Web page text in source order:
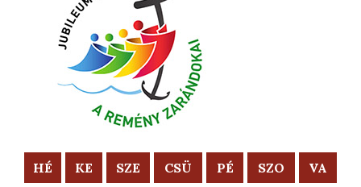
HÉ KE SZE CSÜ PÉ SZO VA